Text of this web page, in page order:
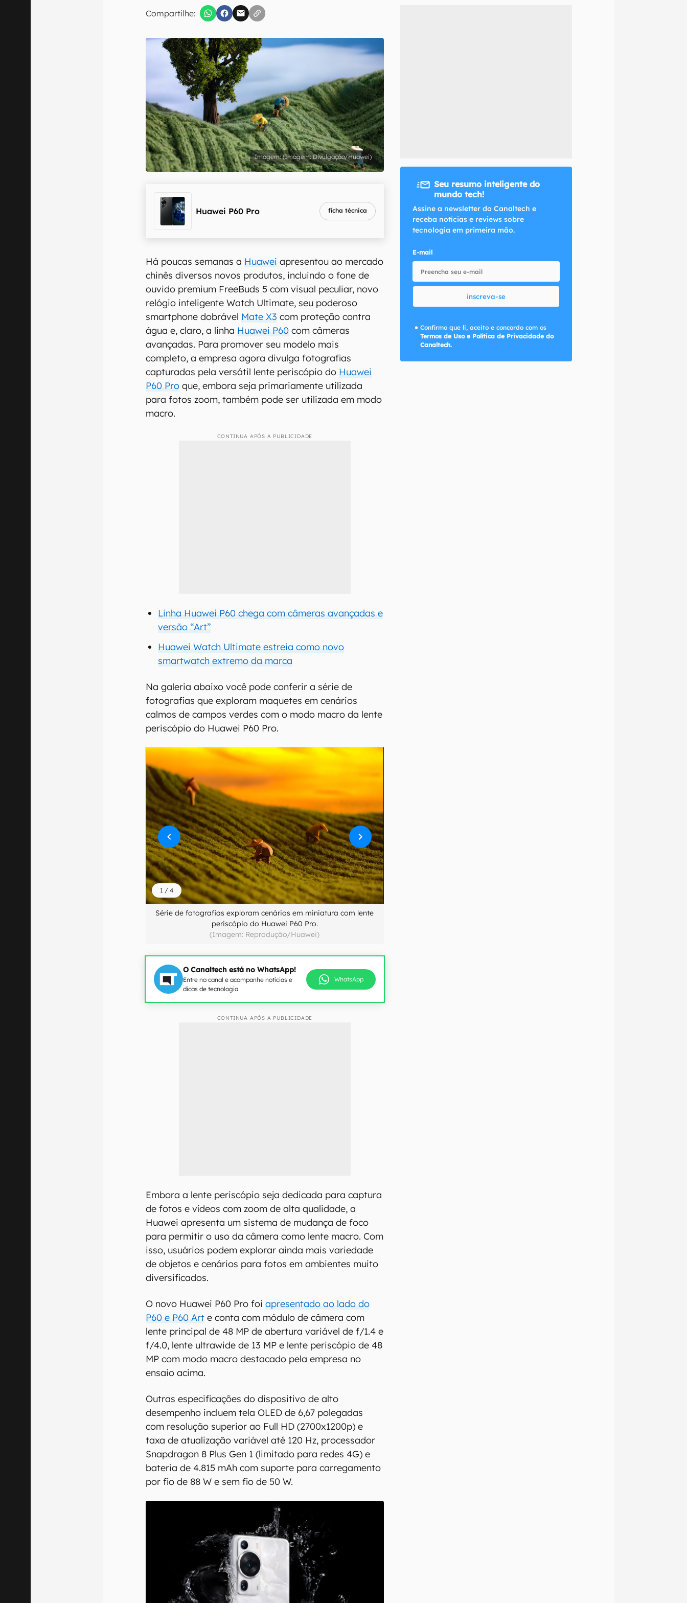
Compartilhe:
inscreva-se
Confirmo que li, aceito e concordo com os Termos de Uso e Política de Privacidade do Canaltech.
(Imagem: Divulgação/Huawei)
Huawei P60 Pro ficha técnica
Há poucas semanas a Huawei apresentou ao mercado
chinês diversos novos produtos, incluindo o fone de
ouvido premium FreeBuds 5 com visual peculiar, novo
relógio inteligente Watch Ultimate, seu poderoso
smartphone dobrável Mate X3 com proteção contra
água e, claro, a linha Huawei P60 com câmeras
avançadas. Para promover seu modelo mais
completo, a empresa agora divulga fotografias
capturadas pela versátil lente periscópio do Huawei
P60 Pro que, embora seja primariamente utilizada
para fotos zoom, também pode ser utilizada em modo
macro.
CONTINUA APÓS A PUBLICIDADE
Linha Huawei P60 chega com câmeras avançadas e
versão “Art”
Huawei Watch Ultimate estreia como novo
smartwatch extremo da marca
Na galeria abaixo você pode conferir a série de
fotografias que exploram maquetes em cenários
calmos de campos verdes com o modo macro da lente
periscópio do Huawei P60 Pro.
1 /4
Série de fotografias exploram cenários em miniatura com lente
periscópio do Huawei P60 Pro.
(Imagem: Reprodução/Huawei)
O Canaltech está no WhatsApp!
Entre no canal e acompanhe notícias e
dicas de tecnologia
WhatsApp
CONTINUA APÓS A PUBLICIDADE
Embora a lente periscópio seja dedicada para captura
de fotos e vídeos com zoom de alta qualidade, a
Huawei apresenta um sistema de mudança de foco
para permitir o uso da câmera como lente macro. Com
isso, usuários podem explorar ainda mais variedade
de objetos e cenários para fotos em ambientes muito
diversificados.
O novo Huawei P60 Pro foiapresentado ao lado do
P60 e P60 Art e conta com módulo de câmera com
lente principal de 48 MP de abertura variável de f/1.4 e
f/4.0, lente ultrawide de 13 MP e lente periscópio de 48
MP com modo macro destacado pela empresa no
ensaio acima.
Outras especificações do dispositivo de alto
desempenho incluem tela OLED de 6,67 polegadas
com resolução superior ao Full HD (2700x1200p) e
taxa de atualização variável até 120 Hz, processador
Snapdragon 8 Plus Gen 1 (limitado para redes 4G) e
bateria de 4.815 mAh com suporte para carregamento
por fio de 88 W e sem fio de 50 W.
Seu resumo inteligente do
mundo tech!
Assine a newsletter do Canaltech e
receba notícias e reviews sobre
tecnologia em primeira mão.
E-mail
inscreva-se
Confirmo que li, aceito e concordo com os
Termos de Uso e Política de Privacidade do
Canaltech.